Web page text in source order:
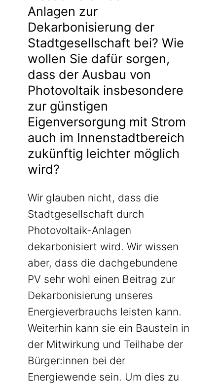
Anlagen zur
Dekarbonisierung der
Stadtgesellschaft bei? Wie
wollen Sie dafür sorgen,
dass der Ausbau von
Photovoltaik insbesondere
zur günstigen
Eigenversorgung mit Strom
auch im Innenstadtbereich
zukünftig leichter möglich
wird?
Wir glauben nicht, dass die
Stadtgesellschaft durch
Photovoltaik-Anlagen
dekarbonisiert wird. Wir wissen
aber, dass die dachgebundene
PV sehr wohl einen Beitrag zur
Dekarbonisierung unseres
Energieverbrauchs leisten kann.
Weiterhin kann sie ein Baustein in
der Mitwirkung und Teilhabe der
Bürger:innen bei der
Energiewende sein. Um dies zu